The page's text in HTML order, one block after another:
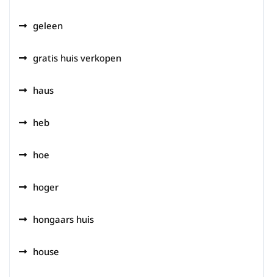
geleen
gratis huis verkopen
haus
heb
hoe
hoger
hongaars huis
house